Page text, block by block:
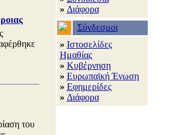
του
» Διάφορα
Σύνδεσμοι
» Ιστοσελίδες
Ημαθίας
» Κυβέρνηση
» Ευρωπαϊκή Ένωση
» Εφημερίδες
» Διάφορα